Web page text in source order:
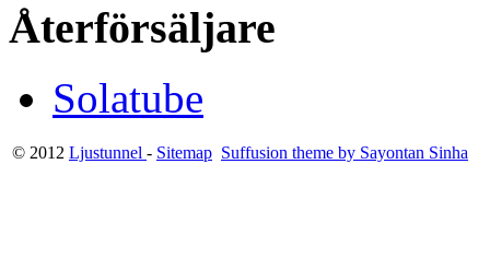
Återförsäljare
Solatube
© 2012 Ljustunnel - Sitemap Suffusion theme by Sayontan Sinha